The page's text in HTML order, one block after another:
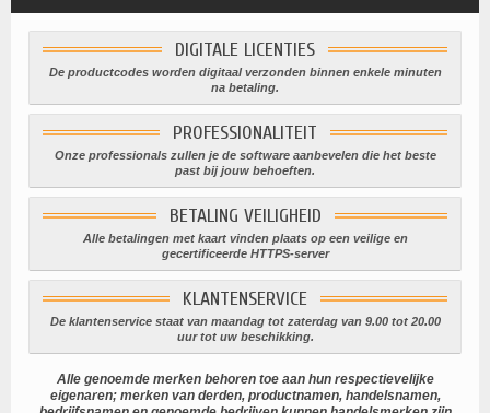
DIGITALE LICENTIES
De productcodes worden digitaal verzonden binnen enkele minuten
na betaling.
PROFESSIONALITEIT
Onze professionals zullen je de software aanbevelen die het beste
past bij jouw behoeften.
BETALING VEILIGHEID
Alle betalingen met kaart vinden plaats op een veilige en
gecertificeerde HTTPS-server
KLANTENSERVICE
De klantenservice staat van maandag tot zaterdag van 9.00 tot 20.00
uur tot uw beschikking.
Alle genoemde merken behoren toe aan hun respectievelijke
eigenaren; merken van derden, productnamen, handelsnamen,